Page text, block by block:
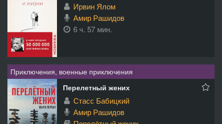
Ирвин Ялом
Амир Рашидов
6 ч. 57 мин.
Приключения, военные приключения
Перелетный жених
Стасс Бабицкий
Амир Рашидов